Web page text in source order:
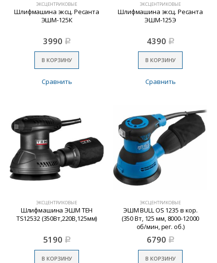
ЭКСЦЕНТРИКОВЫЕ
Шлифмашина эксц. Ресанта
ЭШМ-125К
3990 Р
В КОРЗИНУ
Сравнить
ЭКСЦЕНТРИКОВЫЕ
Шлифмашина эксц. Ресанта
ЭШМ-125Э
4390 Р
В КОРЗИНУ
Сравнить
ЭКСЦЕНТРИКОВЫЕ
Шлифмашина ЭШМ TEH
TS12532 (350Вт,220В,125мм)
5190 Р
В КОРЗИНУ
ЭКСЦЕНТРИКОВЫЕ
ЭШМ BULL OS 1235 в кор.
(350 Вт, 125 мм, 8000-12000
об/мин, рег. об.)
6790 Р
В КОРЗИНУ